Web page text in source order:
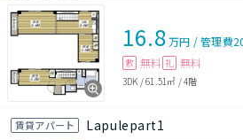
16.8万円 /管理費
敷 無料 礼 無料
3DK /61.51㎡ /4階
賃貸アパート Lapulepart1